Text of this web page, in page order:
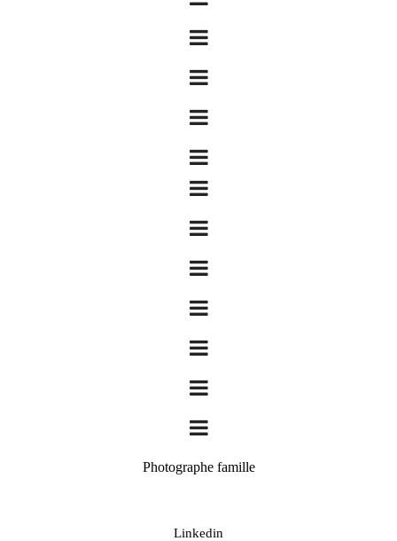
Photographe famille
Linkedin